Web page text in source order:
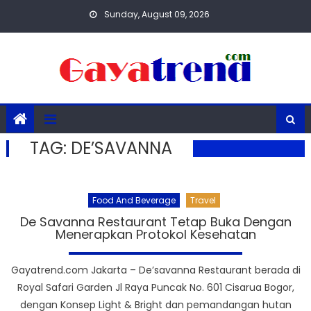
Sunday, August 09, 2026
TAG: DE’SAVANNA
Food And Beverage Travel
De Savanna Restaurant Tetap Buka Dengan
Menerapkan Protokol Kesehatan
Gayatrend.com Jakarta – De’savanna Restaurant berada di
Royal Safari Garden Jl Raya Puncak No. 601 Cisarua Bogor,
dengan Konsep Light & Bright dan pemandangan hutan